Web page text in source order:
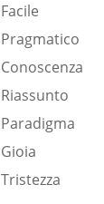
Facile
Pragmatico
Conoscenza
Riassunto
Paradigma
Gioia
Tristezza